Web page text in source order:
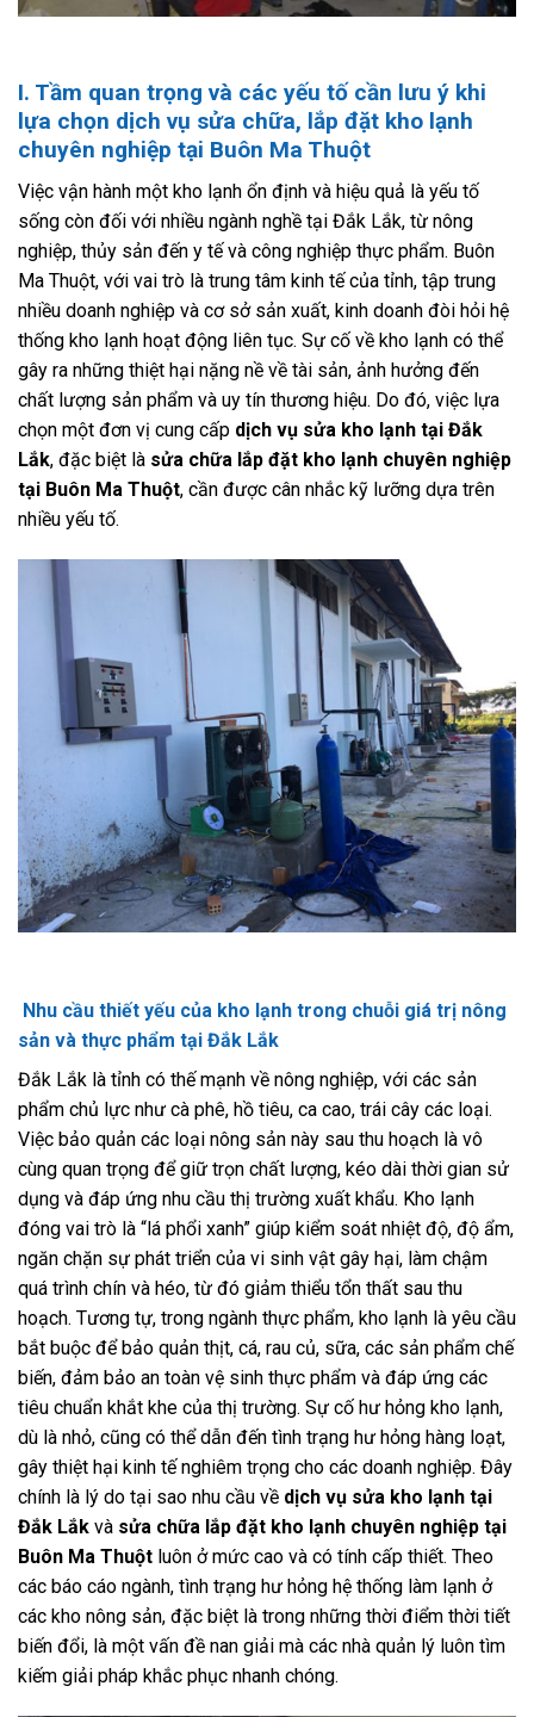
I. Tầm quan trọng và các yếu tố cần lưu ý khi
lựa chọn dịch vụ sửa chữa, lắp đặt kho lạnh
chuyên nghiệp tại Buôn Ma Thuột
Việc vận hành một kho lạnh ổn định và hiệu quả là yếu tố
sống còn đối với nhiều ngành nghề tại Đắk Lắk, từ nông
nghiệp, thủy sản đến y tế và công nghiệp thực phẩm. Buôn
Ma Thuột, với vai trò là trung tâm kinh tế của tỉnh, tập trung
nhiều doanh nghiệp và cơ sở sản xuất, kinh doanh đòi hỏi hệ
thống kho lạnh hoạt động liên tục. Sự cố về kho lạnh có thể
gây ra những thiệt hại nặng nề về tài sản, ảnh hưởng đến
chất lượng sản phẩm và uy tín thương hiệu. Do đó, việc lựa
chọn một đơn vị cung cấp dịch vụ sửa kho lạnh tại Đắk
Lắk, đặc biệt là sửa chữa lắp đặt kho lạnh chuyên nghiệp
tại Buôn Ma Thuột, cần được cân nhắc kỹ lưỡng dựa trên
nhiều yếu tố.
Nhu cầu thiết yếu của kho lạnh trong chuỗi giá trị nông
sản và thực phẩm tại Đắk Lắk
Đắk Lắk là tỉnh có thế mạnh về nông nghiệp, với các sản
phẩm chủ lực như cà phê, hồ tiêu, ca cao, trái cây các loại.
Việc bảo quản các loại nông sản này sau thu hoạch là vô
cùng quan trọng để giữ trọn chất lượng, kéo dài thời gian sử
dụng và đáp ứng nhu cầu thị trường xuất khẩu. Kho lạnh
đóng vai trò là “lá phổi xanh” giúp kiểm soát nhiệt độ, độ ẩm,
ngăn chặn sự phát triển của vi sinh vật gây hại, làm chậm
quá trình chín và héo, từ đó giảm thiểu tổn thất sau thu
hoạch. Tương tự, trong ngành thực phẩm, kho lạnh là yêu cầu
bắt buộc để bảo quản thịt, cá, rau củ, sữa, các sản phẩm chế
biến, đảm bảo an toàn vệ sinh thực phẩm và đáp ứng các
tiêu chuẩn khắt khe của thị trường. Sự cố hư hỏng kho lạnh,
dù là nhỏ, cũng có thể dẫn đến tình trạng hư hỏng hàng loạt,
gây thiệt hại kinh tế nghiêm trọng cho các doanh nghiệp. Đây
chính là lý do tại sao nhu cầu về dịch vụ sửa kho lạnh tại
Đắk Lắk và sửa chữa lắp đặt kho lạnh chuyên nghiệp tại
Buôn Ma Thuột luôn ở mức cao và có tính cấp thiết. Theo
các báo cáo ngành, tình trạng hư hỏng hệ thống làm lạnh ở
các kho nông sản, đặc biệt là trong những thời điểm thời tiết
biến đổi, là một vấn đề nan giải mà các nhà quản lý luôn tìm
kiếm giải pháp khắc phục nhanh chóng.